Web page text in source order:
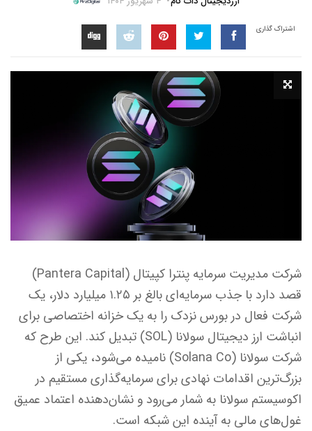
اشتراک گذاری
شرکت مدیریت سرمایه پنترا کپیتال (Pantera Capital)
قصد دارد با جذب سرمایه‌ای بالغ بر ۱.۲۵ میلیارد دلار، یک
شرکت فعال در بورس نزدک را به یک خزانه اختصاصی برای
انباشت ارز دیجیتال سولانا (SOL) تبدیل کند. این طرح که
شرکت سولانا (Solana Co) نامیده می‌شود، یکی از
بزرگ‌ترین اقدامات نهادی برای سرمایه‌گذاری مستقیم در
اکوسیستم سولانا به شمار می‌رود و نشان‌دهنده اعتماد عمیق
غول‌های مالی به آینده این شبکه است.